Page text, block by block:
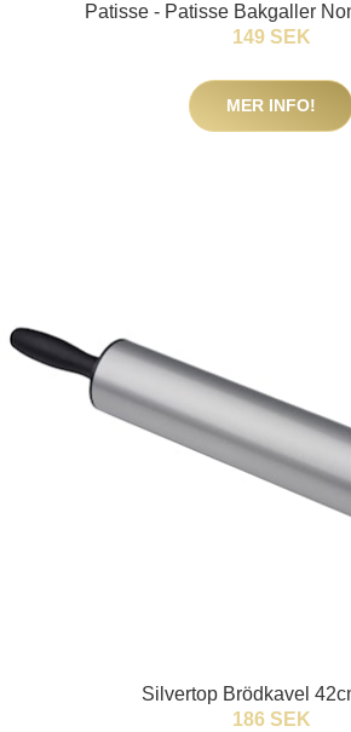
Patisse - Patisse Bakgaller
149 SEK
MER INFO!
Silvertop Brödkavel
186 SEK